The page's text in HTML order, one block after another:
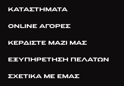
ΚΑΤΑΣΤΗΜΑΤΑ
ONLINE ΑΓΟΡΕΣ
ΚΕΡΔΙΣΤΕ ΜΑΖΙ ΜΑΣ
ΕΞΥΠΗΡΕΤΗΣΗ ΠΕΛΑΤΩΝ
ΣΧΕΤΙΚΑ ΜΕ ΕΜΑΣ